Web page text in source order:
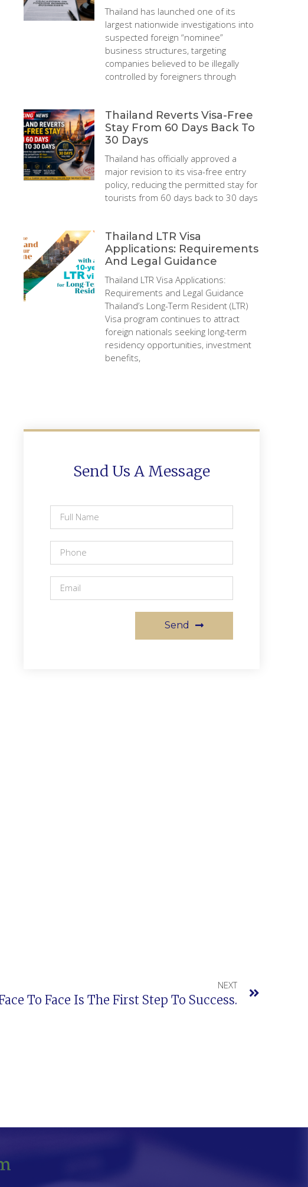
Thailand has launched one of its
largest nationwide investigations into
suspected foreign “nominee”
business structures, targeting
companies believed to be illegally
controlled by foreigners through
Thailand Reverts Visa-Free
Stay From 60 Days Back To
30 Days
Thailand has officially approved a
major revision to its visa-free entry
policy, reducing the permitted stay for
tourists from 60 days back to 30 days
Thailand LTR Visa
Applications: Requirements
And Legal Guidance
Thailand LTR Visa Applications:
Requirements and Legal Guidance
Thailand’s Long-Term Resident (LTR)
Visa program continues to attract
foreign nationals seeking long-term
residency opportunities, investment
benefits,
Send Us A Message
Send
NEXT
To Face Is The First Step To Success.